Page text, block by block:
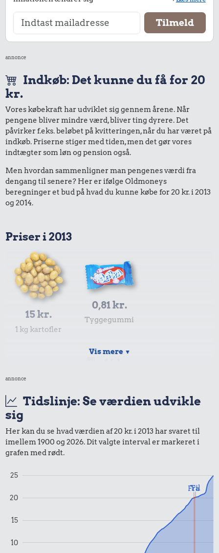
annonce
Indkøb: Det kunne du få for 20
kr.
Vores købekraft har udviklet sig gennem årene. Når
pengene bliver mindre værd, bliver ting dyrere. Det
påvirker f.eks. beløbet på kvitteringen, når du har været på
indkøb. Priserne stiger med tiden, men det gør vores
indtægter som løn og pension også.
Men hvordan sammenligner man pengenes værdi fra
dengang til senere? Her er ifølge Oldmoneys
beregninger et bud på hvad du kunne købe for 20 kr. i 2013
og 2014.
Priser i 2013
15 kr.
1 kg kartofler
0,81 kr.
Tyggegummi
Priser i 2014
13 kr. Banan
0,82 kr.
Tyggegummi
Vis mere ▼
annonce
Tidslinje: Se værdien udvikle
sig
Her kan du se hvad værdien af 20 kr. i 2013 har svaret til
imellem 1900 og 2026. Dit valgte interval er markeret i
grafen med rødt.
10
15
20
25
Fra
Til